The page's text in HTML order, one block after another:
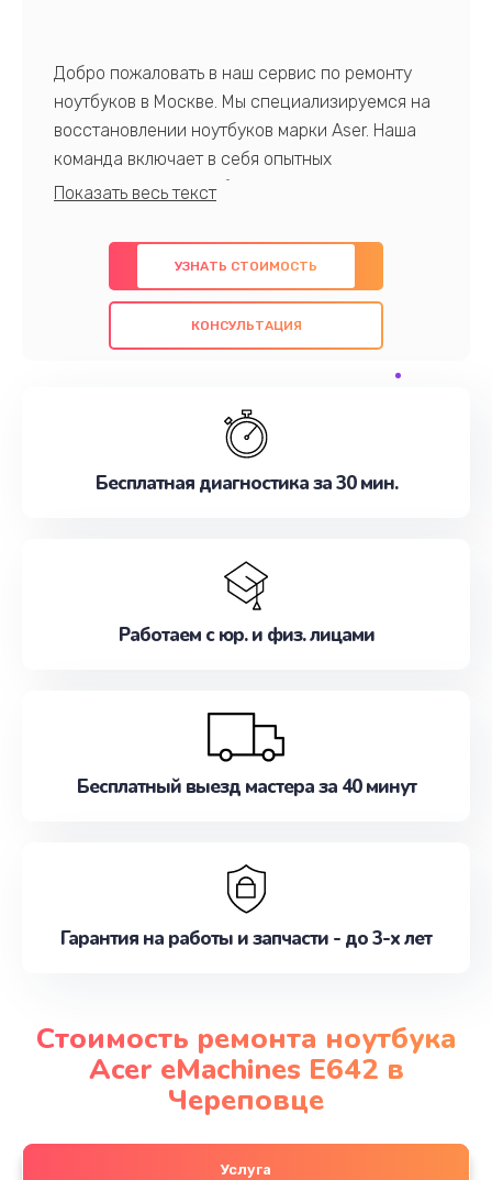
Добро пожаловать в наш сервис по ремонту
ноутбуков в Москве. Мы специализируемся на
восстановлении ноутбуков марки Aser. Наша
команда включает в себя опытных
профессионалов с обширными знаниями и
предлагаем быстрый и качественный ремонт с
использованием оригинальных компонентов, а
также гарантируем качество всех
проведенных работ. Наша цель - предоставить
наилучшим образом. Не медлите записаться на
УЗНАТЬ СТОИМОСТЬ
КОНСУЛЬТАЦИЯ
Бесплатная диагностика за 30 мин.
Работаем с юр. и физ. лицами
Бесплатный выезд мастера за 40 минут
Гарантия на работы и запчасти - до 3-х лет
Стоимость ремонта ноутбука
Acer eMachines E642 в
Череповце
Услуга